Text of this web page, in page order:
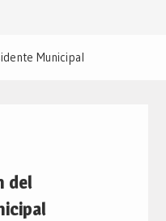
Municipal
del